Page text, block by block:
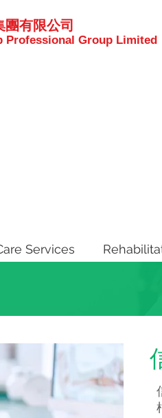
有限公司
Professional Group Limited
Services